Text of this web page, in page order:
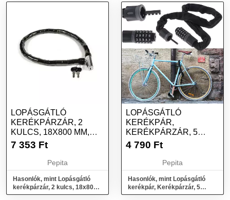
LOPÁSGÁTLÓ
KERÉKPÁRZÁR, 2
KULCS, 18X800 MM,
STREND PRO
7 353 Ft
Pepita
Hasonlók, mint Lopásgátló
kerékpárzár, 2 kulcs, 18x800
mm, Strend Pro
LOPÁSGÁTLÓ
KERÉKPÁR,
KERÉKPÁRZÁR, 5
SZÁMJEGYŰ REJTJEL,
4 790 Ft
Pepita
Hasonlók, mint Lopásgátló
kerékpár, Kerékpárzár, 5
számjegyű rejtjel, hossza